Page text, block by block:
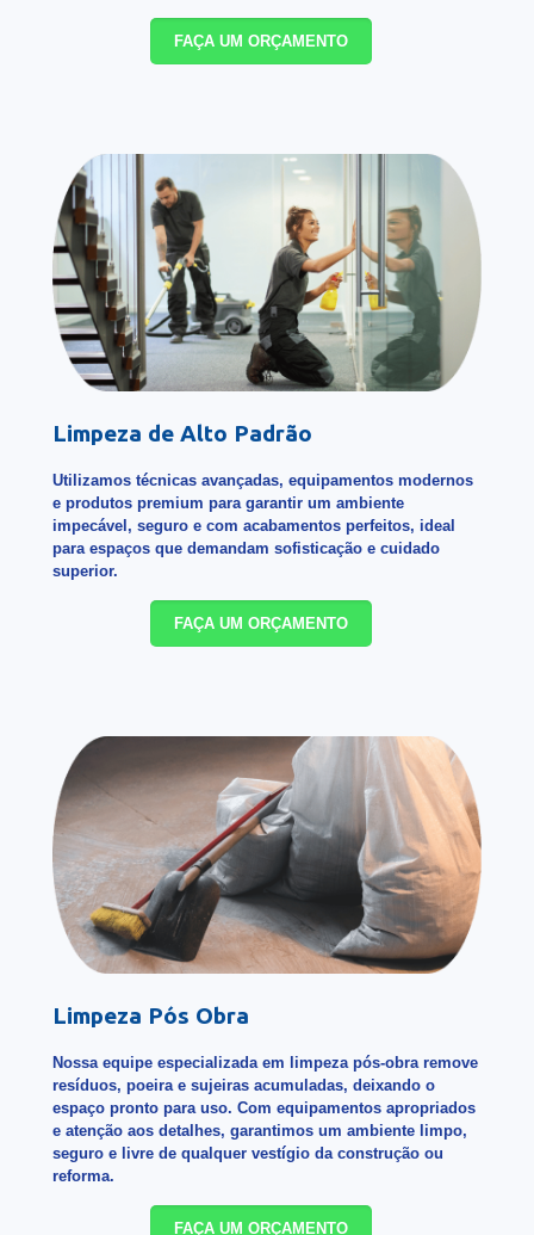
FAÇA UM ORÇAMENTO
Limpeza de Alto Padrão
Utilizamos técnicas avançadas, equipamentos modernos
e produtos premium para garantir um ambiente
impecável, seguro e com acabamentos perfeitos, ideal
para espaços que demandam sofisticação e cuidado
superior.
FAÇA UM ORÇAMENTO
Limpeza Pós Obra
Nossa equipe especializada em limpeza pós-obra remove
resíduos, poeira e sujeiras acumuladas, deixando o
espaço pronto para uso. Com equipamentos apropriados
e atenção aos detalhes, garantimos um ambiente limpo,
seguro e livre de qualquer vestígio da construção ou
reforma.
FAÇA UM ORÇAMENTO